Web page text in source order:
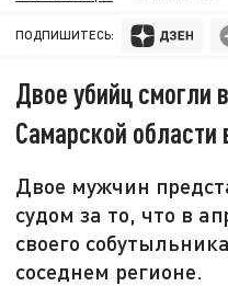
ПОДПИШИТЕСЬ:
Двое убийц смогли
Самарской области
Двое мужчин
судом за то, что в
своего
соседнем регионе.